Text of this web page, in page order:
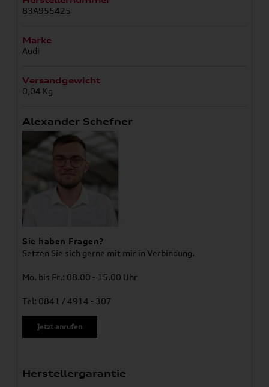
83A955425
Marke
Audi
Versandgewicht
0,04 Kg
Alexander Schefner
Sie haben Fragen?
Setzen Sie sich gerne mit mir in Verbindung.
Mo. bis Fr.: 08.00 - 15.00 Uhr
Tel: 0841 / 4914 - 307
Jetzt anrufen
Herstellergarantie